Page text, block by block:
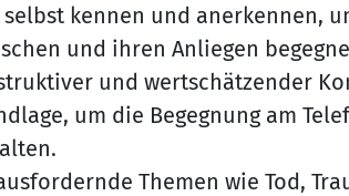
kennen und anerkennen,
und ihren Anliegen
und wertschätzender
um die Begegnung am
Themen wie Tod,